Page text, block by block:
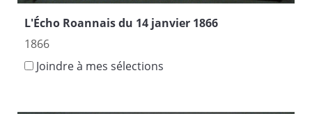
L'Écho Roannais du 14 janvier 1866
1866
Joindre à mes sélections